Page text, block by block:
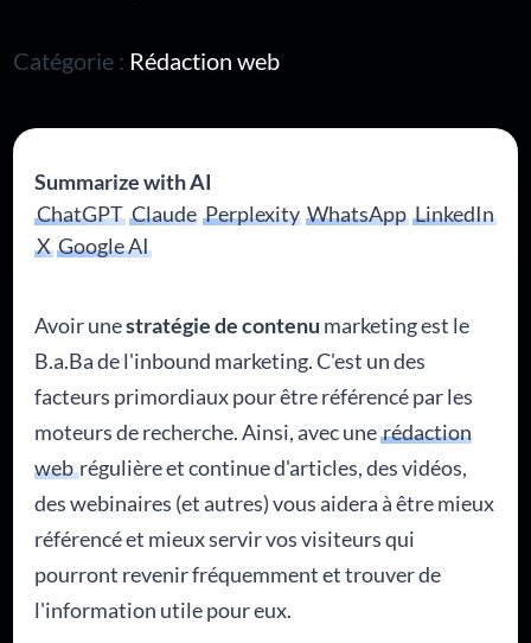
Catégorie : Rédaction web
Summarize with AI
ChatGPT Claude Perplexity WhatsApp LinkedIn
X Google AI
Avoir unestratégie de contenu marketing est le
B.a.Ba de l'inbound marketing. C'est un des
facteurs primordiaux pour être référencé par les
moteurs de recherche. Ainsi, avec unerédaction
webrégulière et continue d'articles, des vidéos,
des webinaires (et autres) vous aidera à être mieux
référencé et mieux servir vos visiteurs qui
pourront revenir fréquemment et trouver de
l'information utile pour eux.